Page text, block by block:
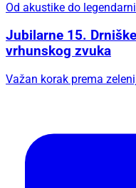
Od akustike do
Jubilarne 15.
vrhunskog zvuka
Važan korak prema